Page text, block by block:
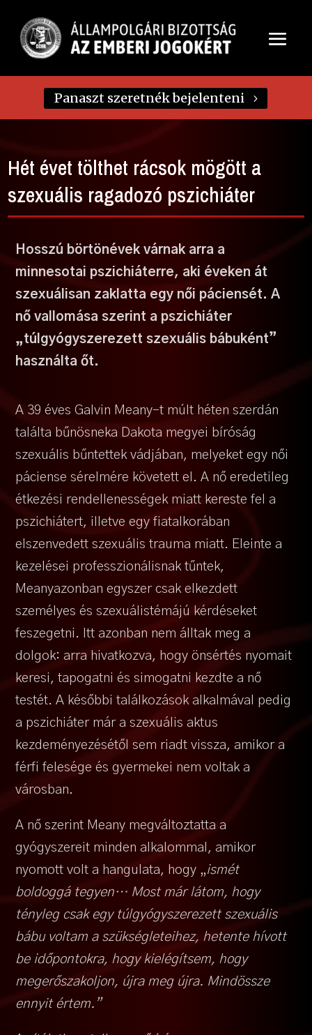
Panaszt szeretnék bejelenteni
Hét évet tölthet rácsok mögött a
szexuális ragadozó pszichiáter
Hosszú börtönévek várnak arra a
minnesotai pszichiáterre, aki éveken át
szexuálisan zaklatta egy női páciensét. A
nő vallomása szerint a pszichiáter
„túlgyógyszerezett szexuális bábuként”
használta őt.
A 39 éves Galvin Meany-t múlt héten szerdán
találta bűnösneka Dakota megyei bíróság
szexuális bűntettek vádjában, melyeket egy női
páciense sérelmére követett el. A nő eredetileg
étkezési rendellenességek miatt kereste fel a
pszichiátert, illetve egy fiatalkorában
elszenvedett szexuális trauma miatt. Eleinte a
kezelései professzionálisnak tűntek,
Meanyazonban egyszer csak elkezdett
személyes és szexuálistémájú kérdéseket
feszegetni. Itt azonban nem álltak meg a
dolgok: arra hivatkozva, hogy önsértés nyomait
keresi, tapogatni és simogatni kezdte a nő
testét. A későbbi találkozások alkalmával pedig
a pszichiáter már a szexuális aktus
kezdeményezésétől sem riadt vissza, amikor a
férfi felesége és gyermekei nem voltak a
városban.
A nő szerint Meany megváltoztatta a
gyógyszereit minden alkalommal, amikor
nyomott volt a hangulata, hogy „ismét
boldoggá tegyen… Most már látom, hogy
tényleg csak egy túlgyógyszerezett szexuális
bábu voltam a szükségleteihez, hetente hívott
be időpontokra, hogy kielégítsem, hogy
megerőszakoljon, újra meg újra. Mindössze
ennyit értem.”